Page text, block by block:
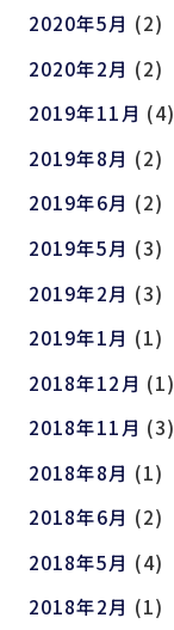
2020年5月 (2)
2020年2月 (2)
2019年11月 (4)
2019年8月 (2)
2019年6月 (2)
2019年5月 (3)
2019年2月 (3)
2019年1月 (1)
2018年12月 (1)
2018年11月 (3)
2018年8月 (1)
2018年6月 (2)
2018年5月 (4)
2018年2月 (1)